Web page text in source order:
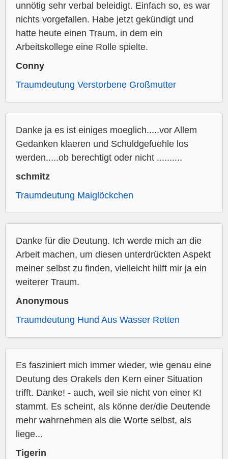
unnötig sehr verbal beleidigt. Einfach so, es war
nichts vorgefallen. Habe jetzt gekündigt und
hatte heute einen Traum, in dem ein
Arbeitskollege eine Rolle spielte.
Conny
Traumdeutung Verstorbene Großmutter
Danke ja es ist einiges moeglich.....vor Allem
Gedanken klaeren und Schuldgefuehle los
werden.....ob berechtigt oder nicht ..........
schmitz
Traumdeutung Maiglöckchen
Danke für die Deutung. Ich werde mich an die
Arbeit machen, um diesen unterdrückten Aspekt
meiner selbst zu finden, vielleicht hilft mir ja ein
weiterer Traum.
Anonymous
Traumdeutung Hund Aus Wasser Retten
Es fasziniert mich immer wieder, wie genau eine
Deutung des Orakels den Kern einer Situation
trifft. Danke! - auch, weil sie nicht von einer KI
stammt. Es scheint, als könne der/die Deutende
mehr wahrnehmen als die Worte selbst, als
liege...
Tigerin